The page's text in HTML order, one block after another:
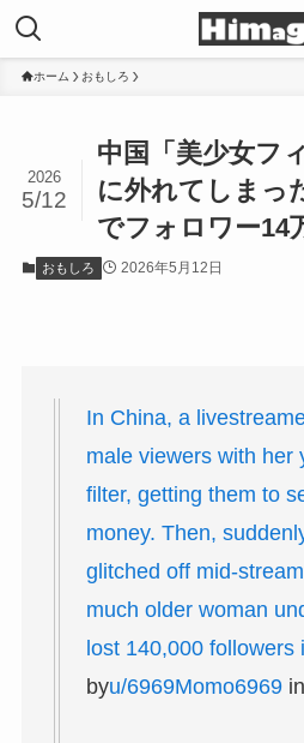
ホーム おもしろ
中国「美少女フ
に外れてしまっ
でフォロワー14
2026
5/12
おもしろ 2026年5月12日
In China, a
male viewers with her
filter, getting them to
money. Then,
glitched off mid-
much older woman
lost 140,000 followers
byu/6969Momo6969in